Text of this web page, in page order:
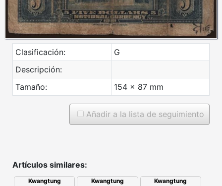
Clasificación:
G
Descripción:
Tamaño:
154 x 87 mm
Añadir a la lista de seguimiento
Artículos similares:
Kwangtung
Kwangtung
Kwangtung